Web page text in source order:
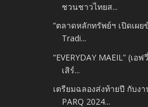
ชวนชาวไทยส...
“ตลาดหลักทรัพย์ฯ เปิดเผ
Tradi...
“EVERYDAY MAEIL” (เอ
เสิร์...
เตรียมฉลองส่งท้ายปี กับงา
PARQ 2024...